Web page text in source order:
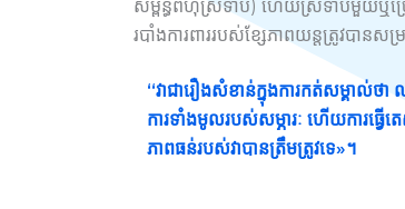
សម្ព័ន្ធពហុស្រទាប់) ហើយស្រទាប់មួយឬច្រើន
របាំងការពាររបស់ខ្សែភាពយន្តត្រូវបាន
“វាជារឿងសំខាន់ក្នុងការកត់សម្គាល់ថ
ការទាំងមូលរបស់សម្ភារៈ ហើយការធ្វើ
ភាពធន់របស់វាបានត្រឹមត្រូវទេ»។